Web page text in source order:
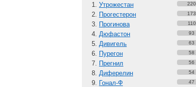
Утрожестан 220
Прогестерон 173
Прогинова 110
Дюфастон 93
Дивигель 63
Пурегон 58
Прегнил 56
Диферелин 54
Гонал-Ф 47